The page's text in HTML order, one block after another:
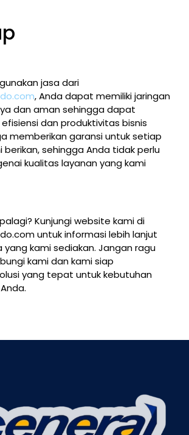
jasa dari
, Anda dapat memiliki jaringan
dan aman sehingga dapat
dan produktivitas bisnis
memberikan garansi untuk setiap
berikan, sehingga Anda tidak perlu
kualitas layanan yang kami
Kunjungi website kami di
untuk informasi lebih lanjut
yang kami sediakan. Jangan ragu
kami dan kami siap
yang tepat untuk kebutuhan